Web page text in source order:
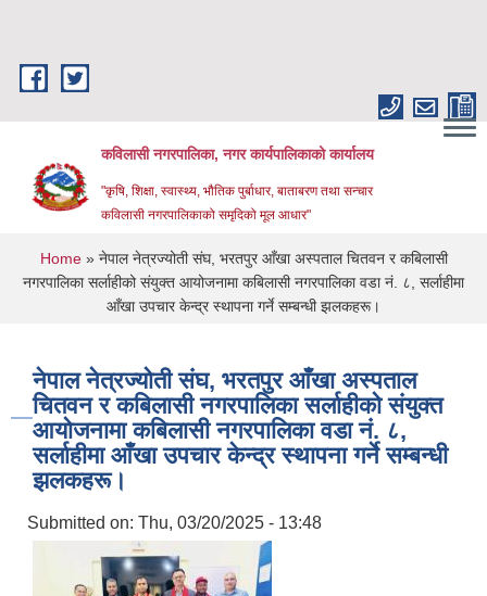
कविलासी नगरपालिका, नगर कार्यपालिकाको कार्यालय
"कृषि, शिक्षा, स्वास्थ्य, भौतिक पुर्बाधार, बाताबरण तथा सन्चार
कविलासी नगरपालिकाको समृदिको मूल आधार"
You are here
Home» नेपाल नेत्रज्योती संघ, भरतपुर आँखा अस्पताल चितवन र कबिलासी
नगरपालिका सर्लाहीको संयुक्त आयोजनामा कबिलासी नगरपालिका वडा नं. ८, सर्लाहीमा
आँखा उपचार केन्द्र स्थापना गर्ने सम्बन्धी झलकहरू।
नेपाल नेत्रज्योती संघ, भरतपुर आँखा अस्पताल
चितवन र कबिलासी नगरपालिका सर्लाहीको संयुक्त
आयोजनामा कबिलासी नगरपालिका वडा नं. ८,
सर्लाहीमा आँखा उपचार केन्द्र स्थापना गर्ने सम्बन्धी
झलकहरू।
Submitted on: Thu, 03/20/2025 - 13:48